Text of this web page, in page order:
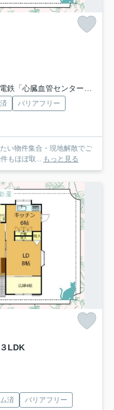
鉄「心臓血管センター」駅 徒歩29分
バリアフリー
い物件集合・現地解散でご
もほぼ取...
もっと見る
LDK
済
バリアフリー